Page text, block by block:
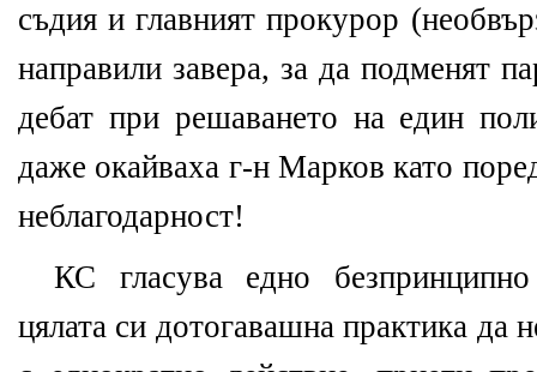
съдия и главният прокурор
направили завера, за да подменят
дебат при решаването на един
даже окайваха г-н Марков като
неблагодарност!
КС гласува едно
цялата си дотогавашна практика да